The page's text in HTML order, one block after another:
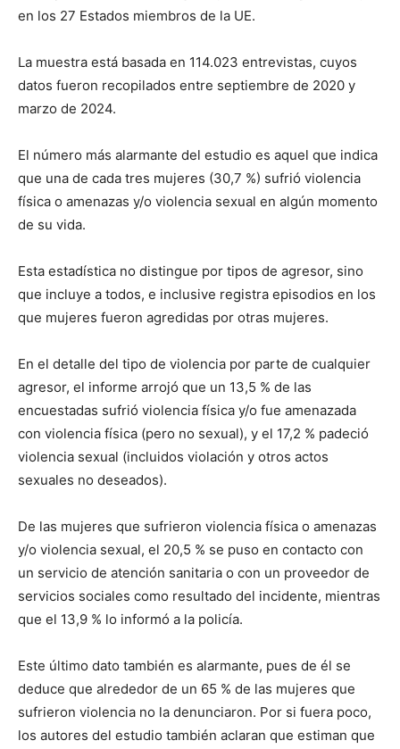
en los 27 Estados miembros de la UE.
La muestra está basada en 114.023 entrevistas, cuyos
datos fueron recopilados entre septiembre de 2020 y
marzo de 2024.
El número más alarmante del estudio es aquel que indica
que una de cada tres mujeres (30,7 %) sufrió violencia
física o amenazas y/o violencia sexual en algún momento
de su vida.
Esta estadística no distingue por tipos de agresor, sino
que incluye a todos, e inclusive registra episodios en los
que mujeres fueron agredidas por otras mujeres.
En el detalle del tipo de violencia por parte de cualquier
agresor, el informe arrojó que un 13,5 % de las
encuestadas sufrió violencia física y/o fue amenazada
con violencia física (pero no sexual), y el 17,2 % padeció
violencia sexual (incluidos violación y otros actos
sexuales no deseados).
De las mujeres que sufrieron violencia física o amenazas
y/o violencia sexual, el 20,5 % se puso en contacto con
un servicio de atención sanitaria o con un proveedor de
servicios sociales como resultado del incidente, mientras
que el 13,9 % lo informó a la policía.
Este último dato también es alarmante, pues de él se
deduce que alrededor de un 65 % de las mujeres que
sufrieron violencia no la denunciaron. Por si fuera poco,
los autores del estudio también aclaran que estiman que